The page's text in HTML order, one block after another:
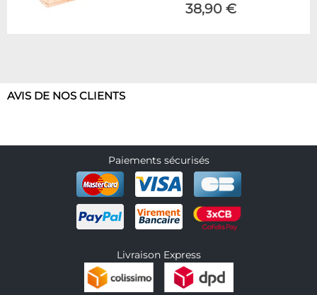
38,90 €
AVIS DE NOS CLIENTS
Paiements sécurisés
Livraison Express